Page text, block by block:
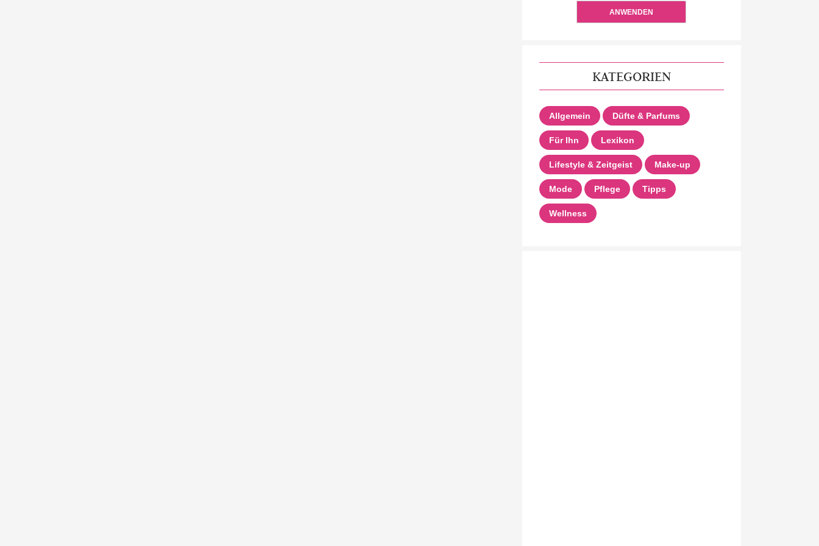
ANWENDEN
KATEGORIEN
Allgemein Düfte & Parfums
Für Ihn Lexikon
Lifestyle & Zeitgeist Make-up
Mode Pflege Tipps
Wellness